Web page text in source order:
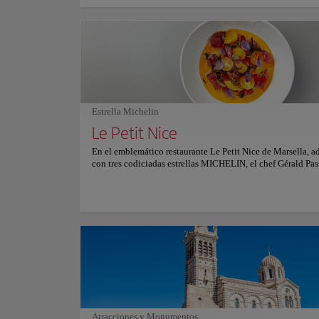
animales y criaturas míticas. El parque es un destino
para los residentes como para los turistas, que pueden
disfrutar de la belleza del entorno. El Palacio Longchamp
símbolo de la riqueza histórica y cultural de Marsella. Tanto
un apasionado del arte, un aficionado a la historia o
trotamundos en busca de belleza, el Palacio Longchamp te
aliento, al igual que los legendarios vientos Mistral de
una cita con el pasado, un coqueteo con el arte y un
arquitectura, todo en un majestuoso paquete. Para más
sobre horarios y precios, consulte su sitio web oficial.
Estrella Michelin
Le Petit Nice
En el emblemático restaurante Le Petit Nice de Marsella,
con tres codiciadas estrellas MICHELIN, el chef Gérald
Comer en Le Petit Nice es similar a una aventura en alta
la naturaleza dicta el menú en función de las estaciones y
Con una decoración que hace eco de la esencia del mar, el
ofrece una inmersión sensorial en la cocina mediterránea,
plato es una creación insignia del chef. Para más
reservas y precios, consultar su web oficial.
Atracciones y Monumentos